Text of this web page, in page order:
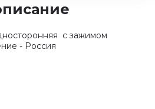
с зажимом
- Россия